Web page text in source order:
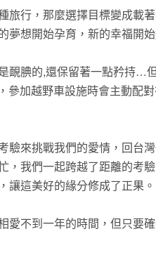
行，那麼選擇目標變成載著
夢想開始孕育，新的幸福開始
腆的,還保留著一點矜持…但
參加越野車設施時會主動配
來挑戰我們的愛情，回台灣
，我們一起跨越了距離的考
讓這美好的緣分修成了正果。
不到一年的時間，但只要確